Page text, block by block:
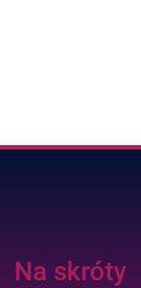
Na skróty